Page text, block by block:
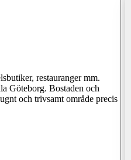
restauranger mm.
Göteborg. Bostaden och
och trivsamt område precis